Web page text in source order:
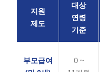
지원
제도
대상
연령
기준
부모급여
0 ~